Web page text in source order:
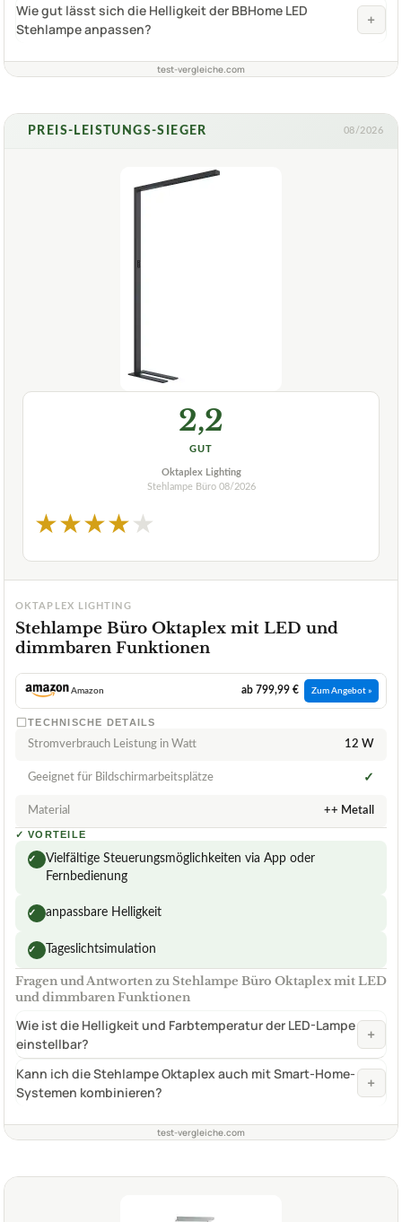
Wie gut lässt sich die Helligkeit der BBHome LED
Stehlampe anpassen?
+
test-vergleiche.com
PREIS-LEISTUNGS-SIEGER 08/2026
2,2
GUT
Oktaplex Lighting
Stehlampe Büro 08/2026
★★★★★
OKTAPLEX LIGHTING
Stehlampe Büro Oktaplex mit LED und
dimmbaren Funktionen
Amazon ab 799,99 € Zum Angebot »
TECHNISCHE DETAILS
Stromverbrauch Leistung in Watt 12 W
Geeignet für Bildschirmarbeitsplätze ✓
Material ++ Metall
✓ VORTEILE
✓
Vielfältige Steuerungsmöglichkeiten via App oder
Fernbedienung
✓ anpassbare Helligkeit
✓ Tageslichtsimulation
Fragen und Antworten zu Stehlampe Büro Oktaplex mit LED
und dimmbaren Funktionen
Wie ist die Helligkeit und Farbtemperatur der LED-Lampe
einstellbar?
+
Kann ich die Stehlampe Oktaplex auch mit Smart-Home-
Systemen kombinieren?
+
test-vergleiche.com